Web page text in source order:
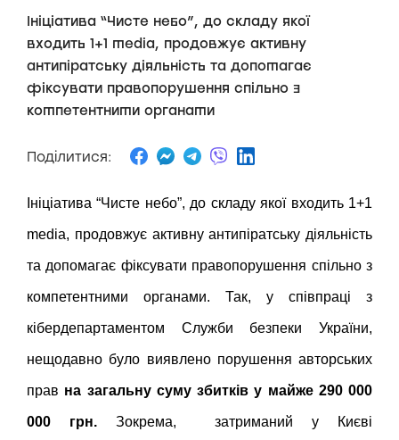
Ініціатива “Чисте небо”, до складу якої
входить 1+1 media, продовжує активну
антипіратську діяльність та допомагає
фіксувати правопорушення спільно з
компетентними органами
Поділитися:
Ініціатива “Чисте небо”, до складу якої входить 1+1
media, продовжує активну антипіратську діяльність
та допомагає фіксувати правопорушення спільно з
компетентними органами. Так, у співпраці з
кібердепартаментом Служби безпеки України,
нещодавно було виявлено порушення авторських
прав на загальну суму збитків у майже 290 000
000 грн.Зокрема, затриманий у Києві